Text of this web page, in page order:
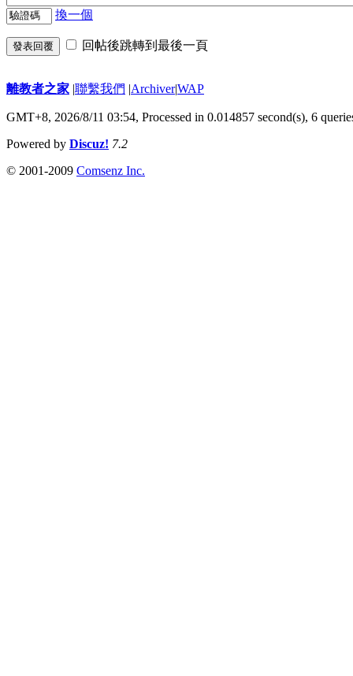
換一個
發表回覆 回帖後跳轉到最後一頁
離教者之家 |聯繫我們 |Archiver|WAP
GMT+8, 2026/8/11 03:54, Processed in 0.014857 second(s), 6
Powered by Discuz! 7.2
© 2001-2009 Comsenz Inc.